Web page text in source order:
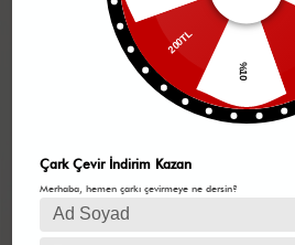
%10
200TL
Çark Çevir İndirim Kazan
Merhaba, hemen çarkı çevirmeye ne dersin?